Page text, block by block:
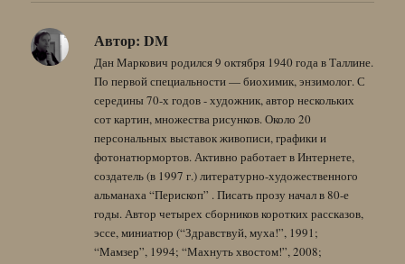
Автор: DM
Дан Маркович родился 9 октября 1940 года в Таллине.
По первой специальности — биохимик, энзимолог. С
середины 70-х годов - художник, автор нескольких
сот картин, множества рисунков. Около 20
персональных выставок живописи, графики и
фотонатюрмортов. Активно работает в Интернете,
создатель (в 1997 г.) литературно-художественного
альманаха “Перископ” . Писать прозу начал в 80-е
годы. Автор четырех сборников коротких рассказов,
эссе, миниатюр (“Здравствуй, муха!”, 1991;
“Мамзер”, 1994; “Махнуть хвостом!”, 2008;